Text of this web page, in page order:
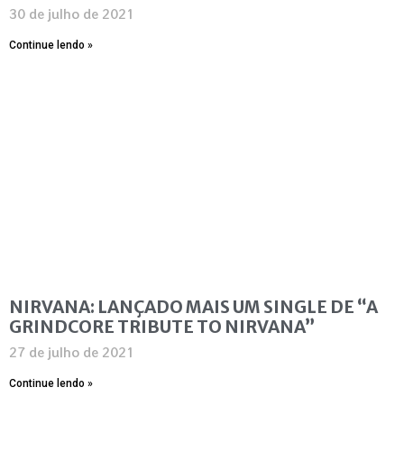
30 de julho de 2021
Continue lendo »
NIRVANA: LANÇADO MAIS UM SINGLE DE “A
GRINDCORE TRIBUTE TO NIRVANA”
27 de julho de 2021
Continue lendo »